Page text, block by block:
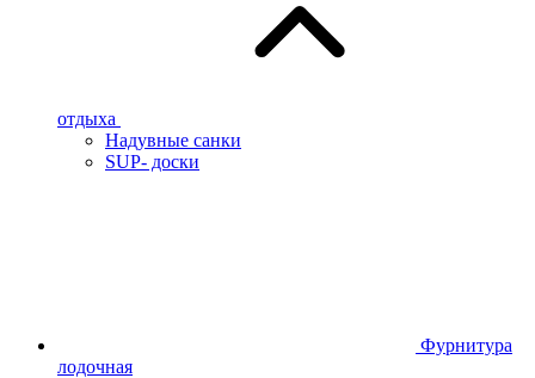
отдыха
Надувные санки
SUP- доски
Фурнитура
лодочная